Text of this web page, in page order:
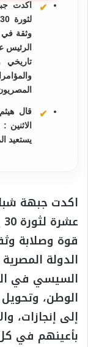
اكدت
وثقة في
الرئيس
تاريخي
قال
يستعيد
اكدت جبهة
قوة وصلابة
الدولة
السيسي في
الوطن،
إلى إنجازات،
بأعينهم في